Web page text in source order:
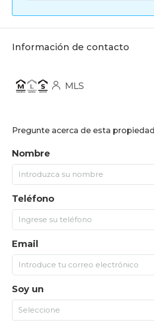
Información de contacto
MLS
Pregunte acerca de esta propiedad
Nombre
Teléfono
Email
Soy un
Seleccione